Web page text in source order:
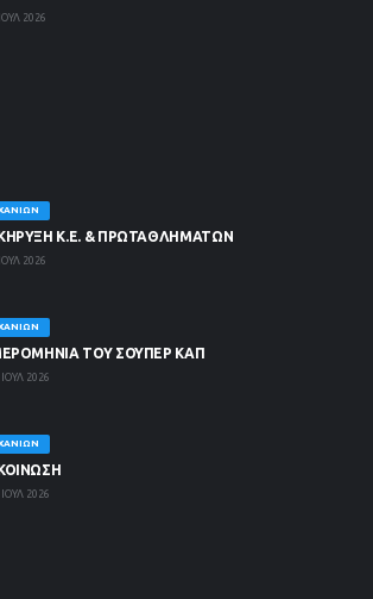
2026
Κ.Ε. & ΠΡΩΤΑΘΛΗΜΑΤΩΝ
2026
ΤΟΥ ΣΟΥΠΕΡ ΚΑΠ
2026
2026